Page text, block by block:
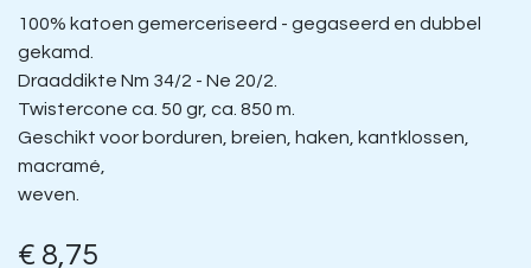
100% katoen gemerceriseerd - gegaseerd en dubbel
gekamd.
Draaddikte Nm 34/2 - Ne 20/2.
Twistercone ca. 50 gr, ca. 850 m.
Geschikt voor borduren, breien, haken, kantklossen,
macramé,
weven.
€ 8,75